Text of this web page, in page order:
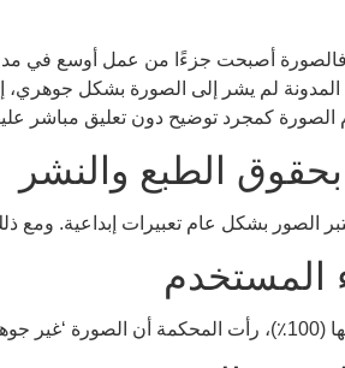
فالصورة أصبحت جزءًا من عمل أوسع في
لم يشر إلى الصورة بشكل جوهري،
كمجرد توضيح دون تعليق مباشر عليها
الصور بشكل عام تعبيرات إبداعية. ومع
للدفاع.